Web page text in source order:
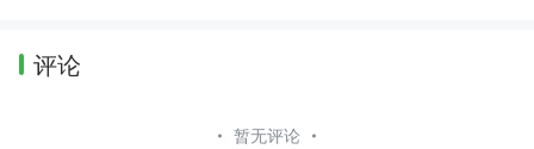
评论
暂无评论